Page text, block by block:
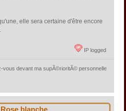
elle sera certaine d'être encore
IP logged
vous devant ma supÃ©rioritÃ© personnelle
blanche